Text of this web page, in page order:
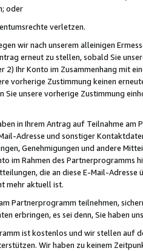
oder
verletzen.
wir nach unserem alleinigen
erneut zu stellen, sobald Sie
2) Ihr Konto im Zusammenhang mit
vorherige Zustimmung keinen
Sie unsere vorherige Zustimmung
in Ihrem Antrag auf Teilnahme
Adresse und sonstiger
Genehmigungen und andere
im Rahmen des Partnerprogramms
die an diese E-Mail-
mehr aktuell ist.
Partnerprogramm teilnehmen,
erbringen, es sei denn, Sie haben
ist kostenlos und wir stellen auf
Wir haben zu keinem